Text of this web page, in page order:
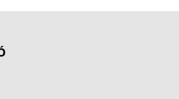
verses hetilapot indított Diétai Magyar
ment, újraéledtek pozsonyi reményei,